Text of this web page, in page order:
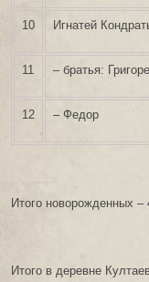
10 Игнатей
11 – братья:
12 – Федор
Итого новорожденных –
Итого в деревне